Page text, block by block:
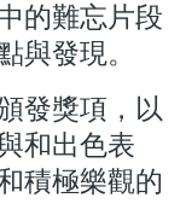
的難忘片段
與發現。
發獎項，以
和出色表
積極樂觀的